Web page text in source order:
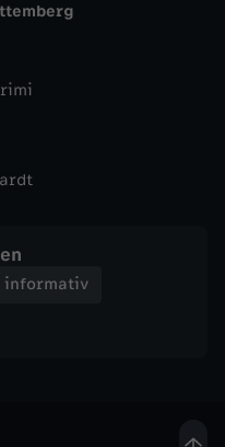
informativ